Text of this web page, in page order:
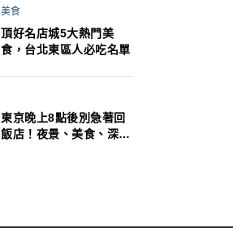
美食
頂好名店城5大熱門美
食，台北東區人必吃名單
東京晚上8點後別急著回
飯店！夜景、美食、深夜